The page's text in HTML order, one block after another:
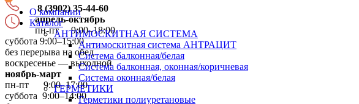
О компании
Каталог
АНТИМОСКИТНАЯ СИСТЕМА
Антимоскитная система АНТРАЦИТ
Система балконная/белая
Система балконная, оконная/коричневая
Система оконная/белая
ГЕРМЕТИКИ
Герметики полиуретановые
8 (3902) 35-44-60
апрель-октябрь
пн-пт 9:00–18:00
суббота 9:00–15:00
без перерыва на обед
воскресенье — выходной
ноябрь-март
пн-пт 9:00–17:00
суббота 9:00–14:00